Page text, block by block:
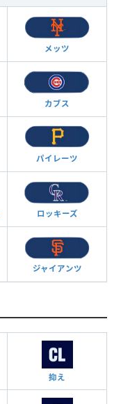
メッツ
カブス
パイレーツ
ロッキーズ
ジャイアンツ
抑え